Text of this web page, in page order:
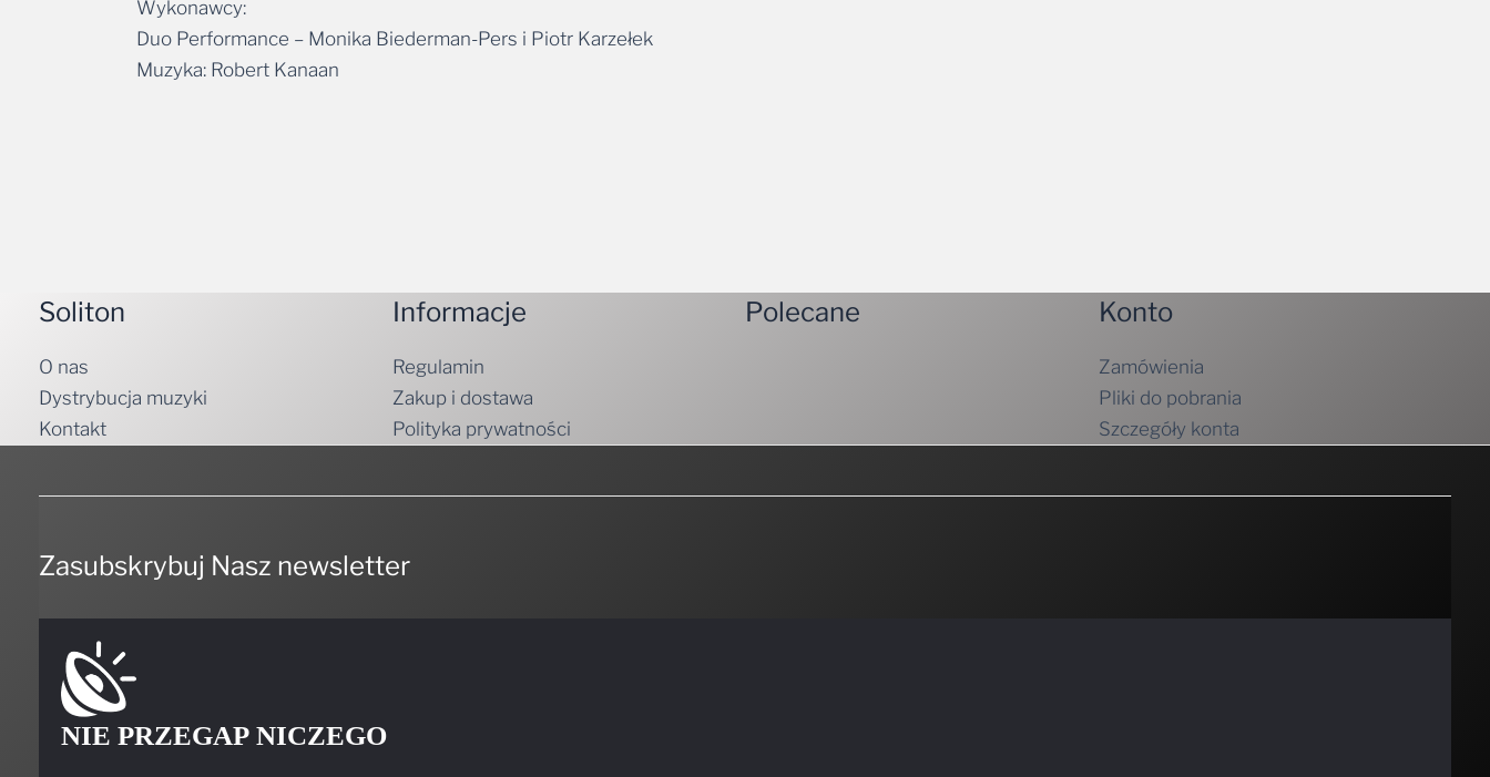
Wykonawcy:
Duo Performance – Monika Biederman-Pers i Piotr Karzełek
Muzyka: Robert Kanaan
Soliton
O nas
Dystrybucja muzyki
Kontakt
Informacje
Regulamin
Zakup i dostawa
Polityka prywatności
Polecane Konto
Zamówienia
Pliki do pobrania
Szczegóły konta
Zasubskrybuj Nasz newsletter
NIE PRZEGAP NICZEGO